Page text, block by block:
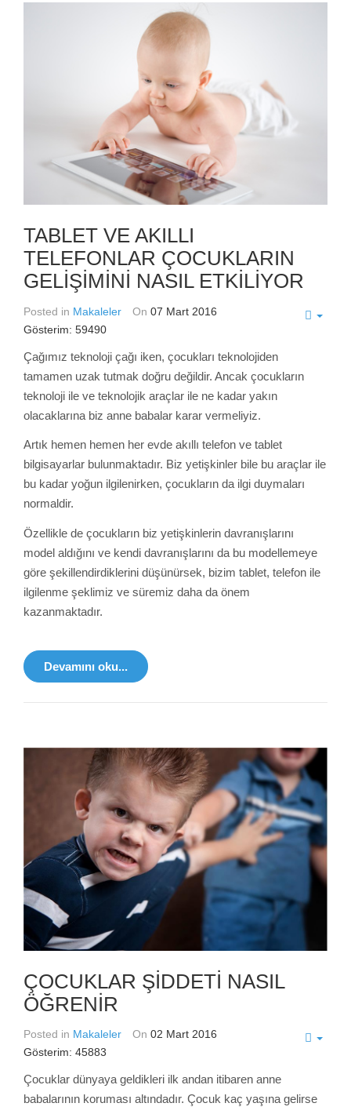
TABLET VE AKILLI
TELEFONLAR ÇOCUKLARIN
GELİŞİMİNİ NASIL ETKİLİYOR
Posted in Makaleler On 07 Mart 2016
Gösterim: 59490
Çağımız teknoloji çağı iken, çocukları teknolojiden
tamamen uzak tutmak doğru değildir. Ancak çocukların
teknoloji ile ve teknolojik araçlar ile ne kadar yakın
olacaklarına biz anne babalar karar vermeliyiz.
Artık hemen hemen her evde akıllı telefon ve tablet
bilgisayarlar bulunmaktadır. Biz yetişkinler bile bu araçlar ile
bu kadar yoğun ilgilenirken, çocukların da ilgi duymaları
normaldir.
Özellikle de çocukların biz yetişkinlerin davranışlarını
model aldığını ve kendi davranışlarını da bu modellemeye
göre şekillendirdiklerini düşünürsek, bizim tablet, telefon ile
ilgilenme şeklimiz ve süremiz daha da önem
kazanmaktadır.
Devamını oku...
ÇOCUKLAR ŞİDDETİ NASIL
ÖĞRENİR
Posted in Makaleler On 02 Mart 2016
Gösterim: 45883
Çocuklar dünyaya geldikleri ilk andan itibaren anne
babalarının koruması altındadır. Çocuk kaç yaşına gelirse